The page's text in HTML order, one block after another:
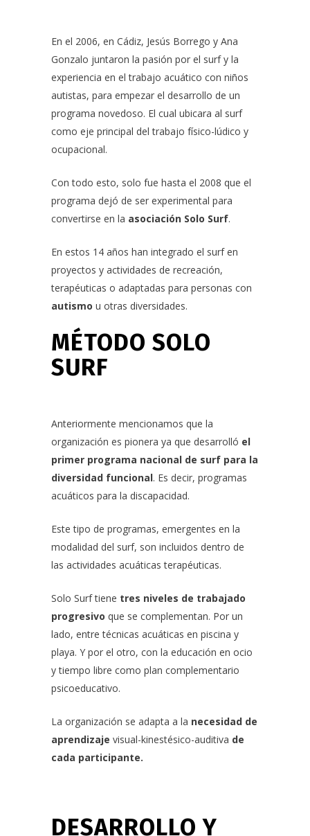
En el 2006, en Cádiz, Jesús Borrego y Ana
Gonzalo juntaron la pasión por el surf y la
experiencia en el trabajo acuático con niños
autistas, para empezar el desarrollo de un
programa novedoso. El cual ubicara al surf
como eje principal del trabajo físico-lúdico y
ocupacional.
Con todo esto, solo fue hasta el 2008 que el
programa dejó de ser experimental para
convertirse en la asociación Solo Surf.
En estos 14 años han integrado el surf en
proyectos y actividades de recreación,
terapéuticas o adaptadas para personas con
autismo u otras diversidades.
MÉTODO SOLO
SURF
Anteriormente mencionamos que la
organización es pionera ya que desarrolló el
primer programa nacional de surf para la
diversidad funcional. Es decir, programas
acuáticos para la discapacidad.
Este tipo de programas, emergentes en la
modalidad del surf, son incluidos dentro de
las actividades acuáticas terapéuticas.
Solo Surf tiene tres niveles de trabajado
progresivo que se complementan. Por un
lado, entre técnicas acuáticas en piscina y
playa. Y por el otro, con la educación en ocio
y tiempo libre como plan complementario
psicoeducativo.
La organización se adapta a la necesidad de
aprendizaje visual-kinestésico-auditiva de
cada participante.
DESARROLLO Y